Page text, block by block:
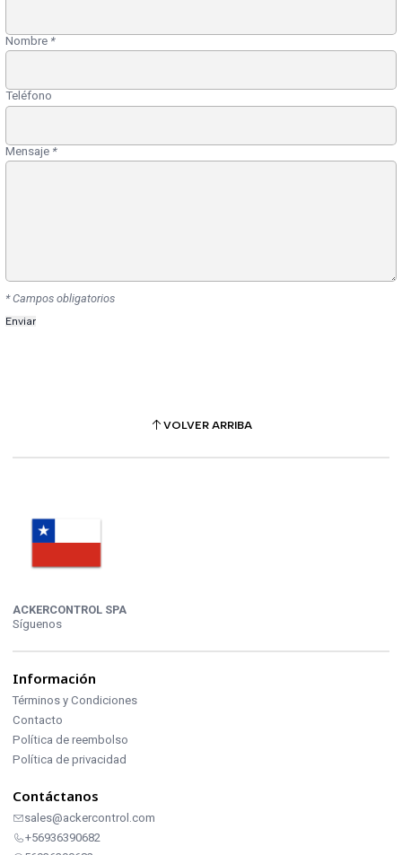
Nombre *
Teléfono
Mensaje*
* Campos obligatorios
VOLVER ARRIBA
ACKERCONTROL SPA
Síguenos
Información
Términos y Condiciones
Contacto
Política de reembolso
Política de privacidad
Contáctanos
sales@ackercontrol.com
+56936390682